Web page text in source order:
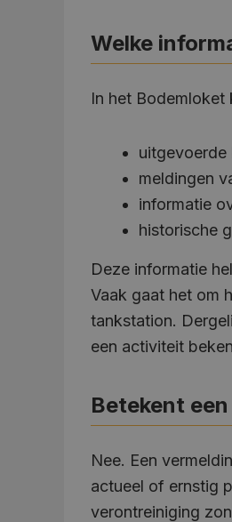
Welke
In het Bodemloket
uitgevoerde
meldingen
informatie
historische
Deze informatie
Vaak gaat het om
tankstation.
een activiteit
Betekent
Nee. Een
actueel of ernstig
verontreiniging